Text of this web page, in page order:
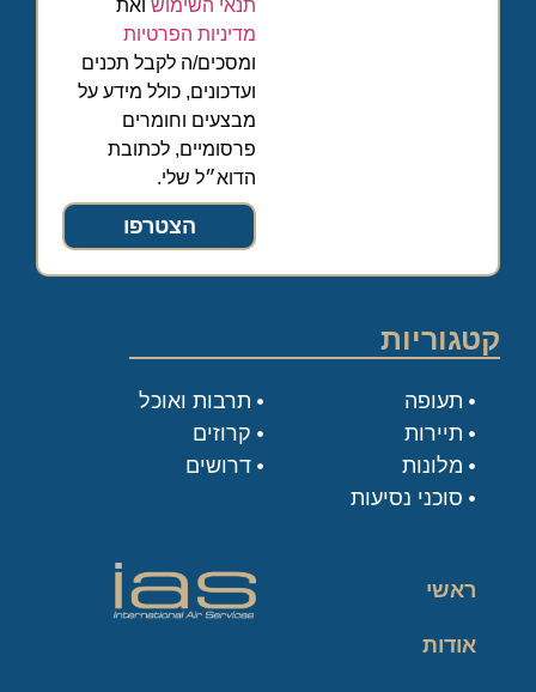
תנאי השימוש ואת
מדיניות הפרטיות
ומסכים/ה לקבל תכנים
ועדכונים, כולל מידע על
מבצעים וחומרים
פרסומיים, לכתובת
הדוא״ל שלי.
הצטרפו
קטגוריות
תעופה
תיירות
מלונות
סוכני נסיעות
תרבות ואוכל
קרוזים
דרושים
ראשי
אודות